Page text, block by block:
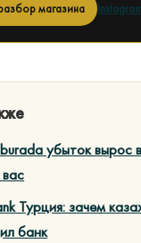
магазина Instagram
убыток вырос
Турция: зачем
банк